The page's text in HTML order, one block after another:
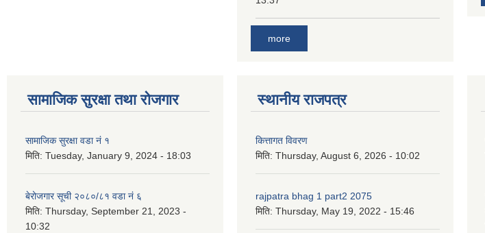
more
सामाजिक सुरक्षा तथा रोजगार
सामाजिक सुरक्षा वडा नं १
मिति: Tuesday, January 9, 2024 - 18:03
बेरोजगार सूची २०८०/८१ वडा नं ६
मिति: Thursday, September 21, 2023 -
10:32
स्थानीय राजपत्र
कित्तागत विवरण
मिति: Thursday, August 6, 2026 - 10:02
rajpatra bhag 1 part2 2075
मिति: Thursday, May 19, 2022 - 15:46